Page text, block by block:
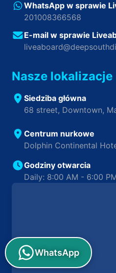
WhatsApp w sprawie
201008366568
E-mail w sprawie
Nasze lokalizacje
Siedziba główna
68 street, Downtown,
Centrum nurkowe
Dolphin Continental
Godziny otwarcia
Daily: 8:00 AM - 6:00
WhatsApp